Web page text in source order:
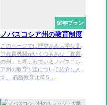
留学プラン
ノバスコシア州の教育制度
このページでは歴史ある大学な高
等教育機関がいくつもあり「教育
の州」と呼ばれているノバスコシ
ア州の教育制度について紹介しま
す。 義務教育は満５...